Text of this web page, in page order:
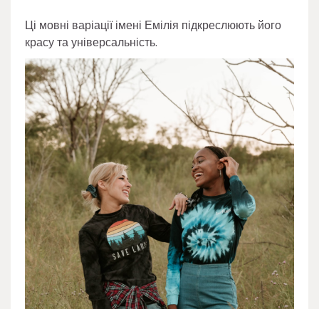
Ці мовні варіації імені Емілія підкреслюють його
красу та універсальність.